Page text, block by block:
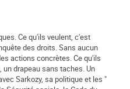
Ce qu'ils veulent, c'est
des droits. Sans aucun
actions concrètes. Ce qu'ils
drapeau sans taches. Un
Sarkozy, sa politique et les "